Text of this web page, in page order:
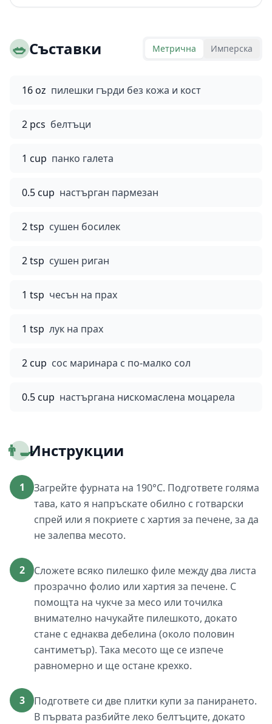
🥗Съставки Метрична Имперска
16 oz пилешки гърди без кожа и кост
2 pcs белтъци
1 cup панко галета
0.5 cup настърган пармезан
2 tsp сушен босилек
2 tsp сушен риган
1 tsp чесън на прах
1 tsp лук на прах
2 cup сос маринара с по-малко сол
0.5 cup настъргана нискомаслена моцарела
👨‍🍳Инструкции
1
Загрейте фурната на 190°C. Подгответе голяма
тава, като я напръскате обилно с готварски
спрей или я покриете с хартия за печене, за да
не залепва месото.
2
Сложете всяко пилешко филе между два листа
прозрачно фолио или хартия за печене. С
помощта на чукче за месо или точилка
внимателно начукайте пилешкото, докато
стане с еднаква дебелина (около половин
сантиметър). Така месото ще се изпече
равномерно и ще остане крехко.
3
Подгответе си две плитки купи за панирането.
В първата разбийте леко белтъците, докато